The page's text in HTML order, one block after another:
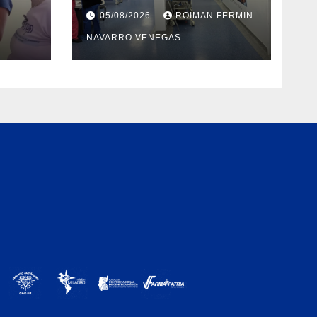
y
firme en su
recuperación tras los
recientes eventos
sísmicos
05/08/2026 ROIMAN FERMIN
NAVARRO VENEGAS